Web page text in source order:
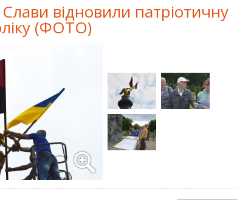
відновили патріотичну
(ФОТО)